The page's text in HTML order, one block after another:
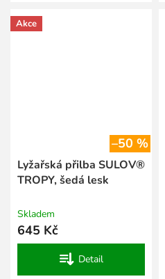
proti sněhu, zadní úchyt...
Akce
–50 %
Lyžařská přilba SULOV®
TROPY, šedá lesk
Skladem
645 Kč
Detail